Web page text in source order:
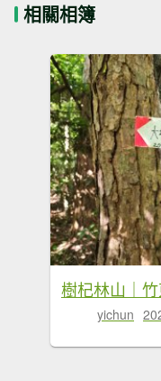
相關相簿
yichun